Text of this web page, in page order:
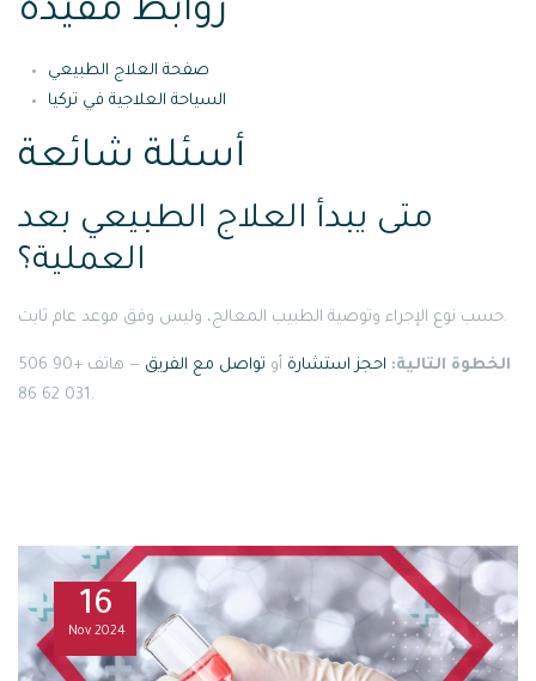
روابط مفيدة
صفحة العلاج الطبيعي
السياحة العلاجية في تركيا
أسئلة شائعة
متى يبدأ العلاج الطبيعي بعد
العملية؟
حسب نوع الإجراء وتوصية الطبيب المعالج، وليس وفق موعد عام ثابت.
الخطوة التالية: احجز استشارة أو تواصل مع الفريق
— هاتف +90 506
031 62 86.
16
Nov 2024